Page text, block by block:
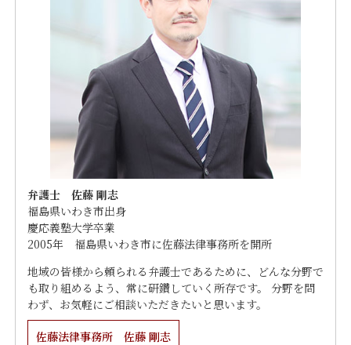
弁護士 佐藤 剛志
福島県いわき市出身
慶応義塾大学卒業
2005年 福島県いわき市に佐藤法律事務所を開所
地域の皆様から頼られる弁護士であるために、どんな分野で
も取り組めるよう、常に研鑽していく所存です。 分野を問
わず、お気軽にご相談いただきたいと思います。
佐藤法律事務所 佐藤 剛志